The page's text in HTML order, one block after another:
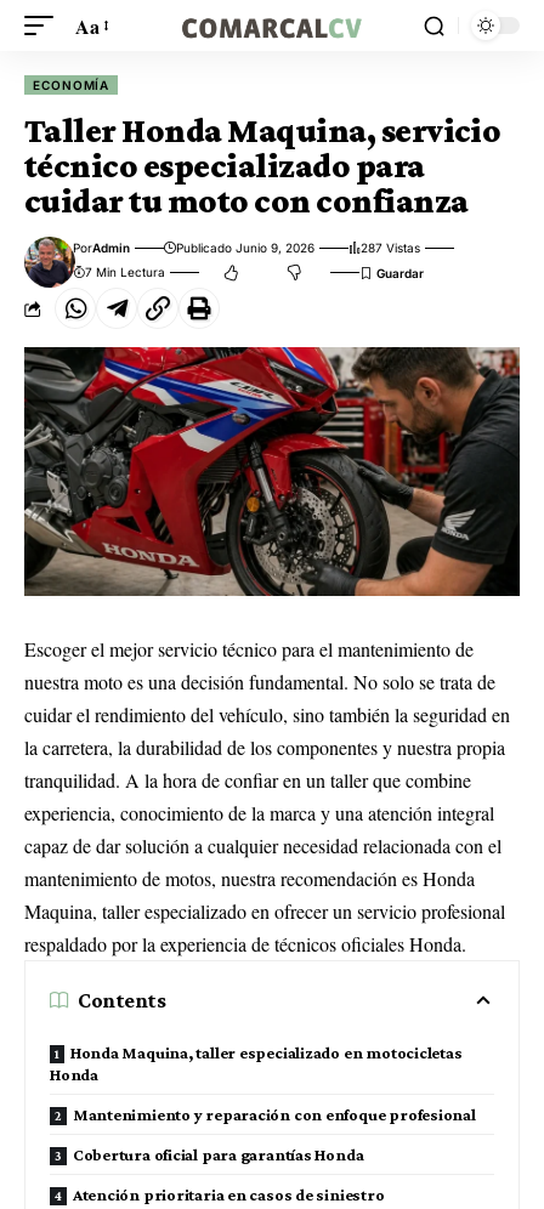
Aa
ECONOMÍA
Taller Honda Maquina, servicio
técnico especializado para
cuidar tu moto con confianza
PorAdmin Publicado Junio 9, 2026
287 Vistas
7 Min Lectura
Escoger el mejor servicio técnico para el mantenimiento de
nuestra moto es una decisión fundamental. No solo se trata de
cuidar el rendimiento del vehículo, sino también la seguridad en
la carretera, la durabilidad de los componentes y nuestra propia
tranquilidad. A la hora de confiar en un taller que combine
experiencia, conocimiento de la marca y una atención integral
capaz de dar solución a cualquier necesidad relacionada con el
mantenimiento de motos, nuestra recomendación es Honda
Maquina, taller especializado en ofrecer un servicio profesional
respaldado por la experiencia de técnicos oficiales Honda.
Contents
Honda Maquina, taller especializado en motocicletas
Honda
Mantenimiento y reparación con enfoque profesional
Cobertura oficial para garantías Honda
Atención prioritaria en casos de siniestro